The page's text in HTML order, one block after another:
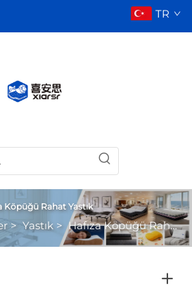
TR
Köpüğü Rahat Yastık
> Yastık >Hafıza Köpüğü Rahat Yastık